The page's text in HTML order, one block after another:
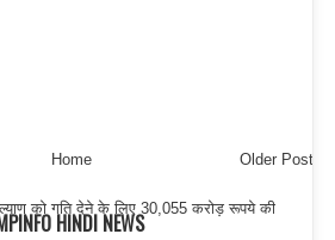
Older Post
Home
HINDI NEWS
को गति देने के लिए 30,055 करोड़ रूपये की